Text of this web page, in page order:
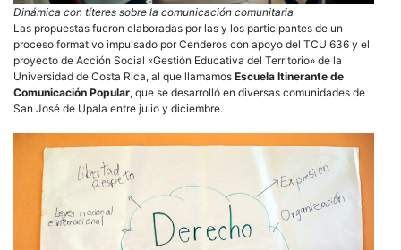
Dinámica con títeres sobre la comunicación comunitaria
Las propuestas fueron elaboradas por las y los participantes de un
proceso formativo impulsado por Cenderos con apoyo del TCU 636 y el
proyecto de Acción Social «Gestión Educativa del Territorio» de la
Universidad de Costa Rica, al que llamamos Escuela Itinerante de
Comunicación Popular, que se desarrolló en diversas comunidades de
San José de Upala entre julio y diciembre.